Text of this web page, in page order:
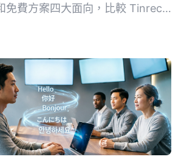
免費方案四大面向，比較 Tinrec